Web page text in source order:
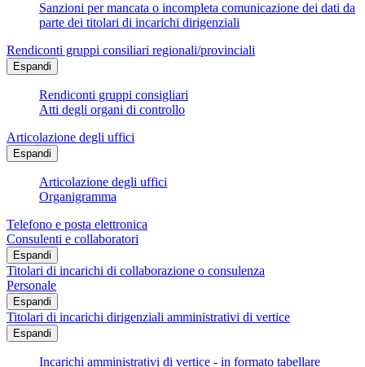
Sanzioni per mancata o incompleta comunicazione dei dati da
parte dei titolari di incarichi dirigenziali
Rendiconti gruppi consiliari regionali/provinciali
Espandi
Rendiconti gruppi consigliari
Atti degli organi di controllo
Articolazione degli uffici
Espandi
Articolazione degli uffici
Organigramma
Telefono e posta elettronica
Consulenti e collaboratori
Espandi
Titolari di incarichi di collaborazione o consulenza
Personale
Espandi
Titolari di incarichi dirigenziali amministrativi di vertice
Espandi
Incarichi amministrativi di vertice - in formato tabellare